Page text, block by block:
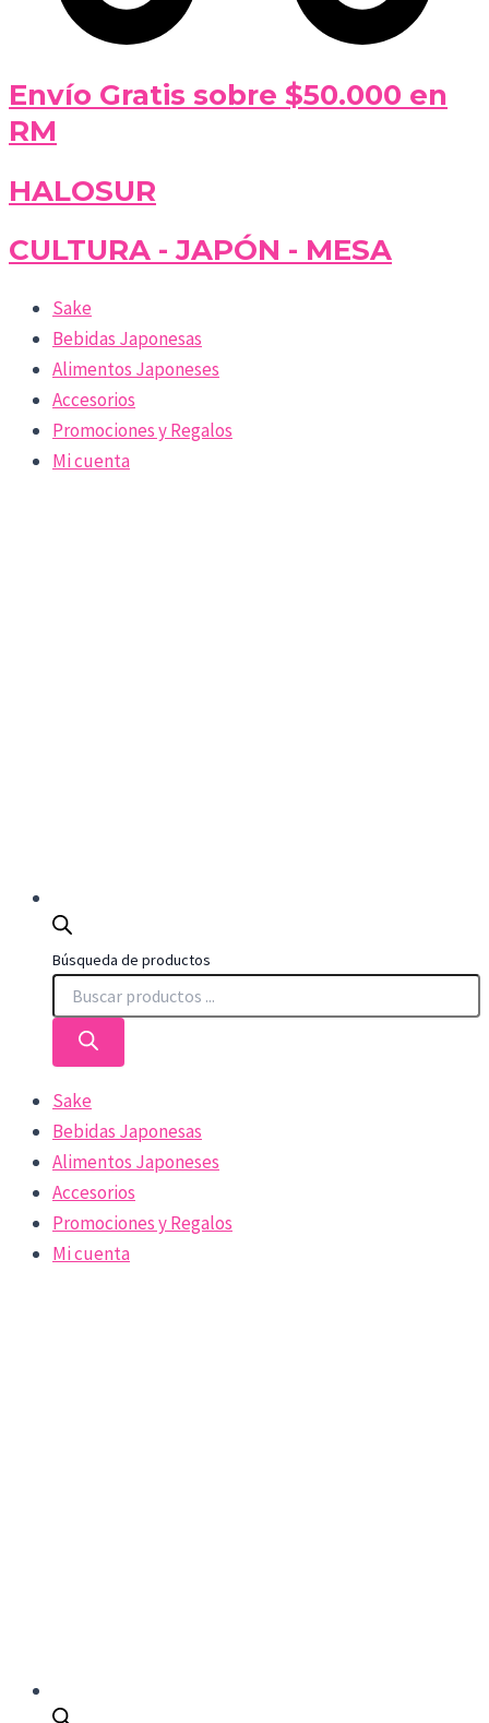
Envío Gratis sobre $50.000 en
RM
HALOSUR
CULTURA - JAPÓN - MESA
Sake
Bebidas Japonesas
Alimentos Japoneses
Accesorios
Promociones y Regalos
Mi cuenta
Búsqueda de productos
Sake
Bebidas Japonesas
Alimentos Japoneses
Accesorios
Promociones y Regalos
Mi cuenta